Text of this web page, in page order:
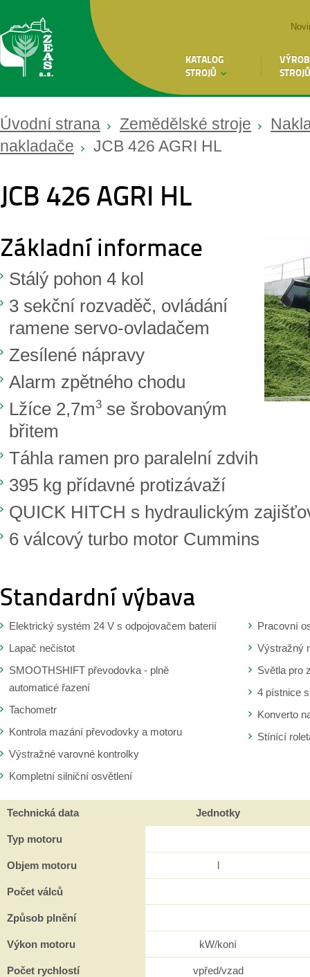
KATALOG
STROJŮ
STROJŮ
Úvodní strana Zemědělské stroje
nakladače
JCB 426 AGRI HL
JCB 426 AGRI HL
Základní informace
Stálý pohon 4 kol
3 sekční rozvaděč, ovládání
ramene servo-ovladačem
Zesílené nápravy
Alarm zpětného chodu
Lžíce 2,7m3 se šrobovaným
břitem
Táhla ramen pro paralelní zdvih
395 kg přídavné protizávaží
QUICK HITCH s hydraulickým
6 válcový turbo motor Cummins
Standardní výbava
Elektrický systém 24 V s odpojovačem baterií
Lapač nečistot
SMOOTHSHIFT převodovka - plně
automaticé řazení
Tachometr
Kontrola mazání převodovky a motoru
Výstražné varovné kontrolky
Kompletní silniční osvětlení
Pracovní
Výstražný
Světla pro
4 pístnice
Konverto
Stínící
Technická data Jednotky
Typ motoru
Objem motoru l
Počet válců
Způsob plnění
Výkon motoru kW/koní
Počet rychlostí vpřed/vzad